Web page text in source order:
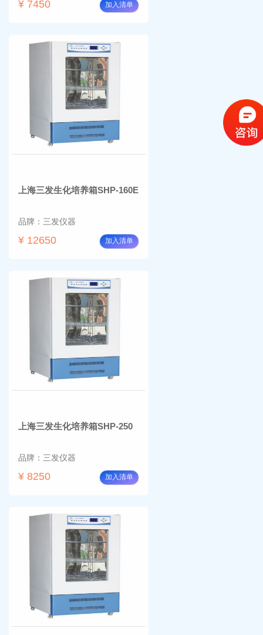
¥ 7450 加入清单
上海三发生化培养箱SHP-160E
品牌：三发仪器
¥ 12650 加入清单
上海三发生化培养箱SHP-250
品牌：三发仪器
¥ 8250 加入清单